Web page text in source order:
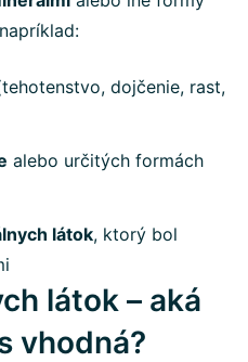
dojčenie, rast,
alebo určitých formách
látok, ktorý bol
látok – aká
vhodná?